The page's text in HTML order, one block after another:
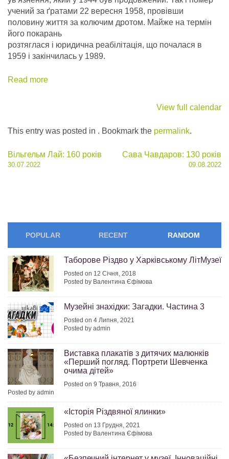
учений за ґратами 22 вересня 1958, провівши
половину життя за колючим дротом. Майже на термін
його покарань
розтяглася і юридична реабілітація, що почалася в
1959 і закінчилась у 1989.
Read more
View full calendar
This entry was posted in . Bookmark the permalink.
Post
Вільгельм Лай: 160 років
30.07.2022
Сава Чавдаров: 130 років
09.08.2022
POPULAR RECENT RANDOM
Таборове Різдво у Харківському ЛітМузеї
Posted on 12 Січня, 2018
Posted by Валентина Єфімова
Музейні знахідки: Загадки. Частина 3
Posted on 4 Липня, 2021
Posted by admin
Виставка плакатів з дитячих малюнків
«Перший погляд. Портрети Шевченка
очима дітей»
Posted on 9 Травня, 2016
Posted by admin
«Історія Різдвяної ялинки»
Posted on 13 Грудня, 2021
Posted by Валентина Єфімова